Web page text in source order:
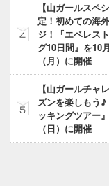
【山ガールスペ
定！初めての海
ジ！『エベレス
グ10日間』を10
（月）に開催
【山ガールチャ
ズンを楽しもう
ッキングツアー
（日）に開催